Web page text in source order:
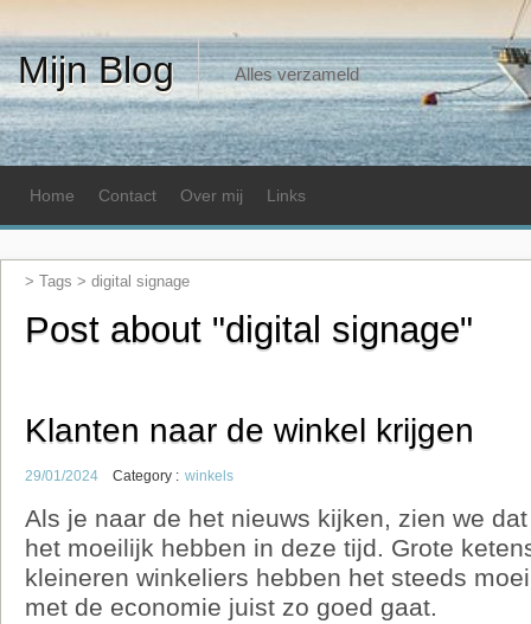
Mijn Blog Alles verzameld
Home Contact Over mij Links
> Tags > digital signage
Post about "digital signage"
Klanten naar de winkel krijgen
29/01/2024 Category : winkels
Als je naar de het nieuws kijken, zien we
het moeilijk hebben in deze tijd. Grote
kleineren winkeliers hebben het steeds
met de economie juist zo goed gaat.